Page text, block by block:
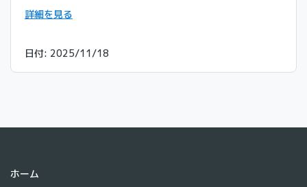
詳細を見る
日付: 2025/11/18
ホーム